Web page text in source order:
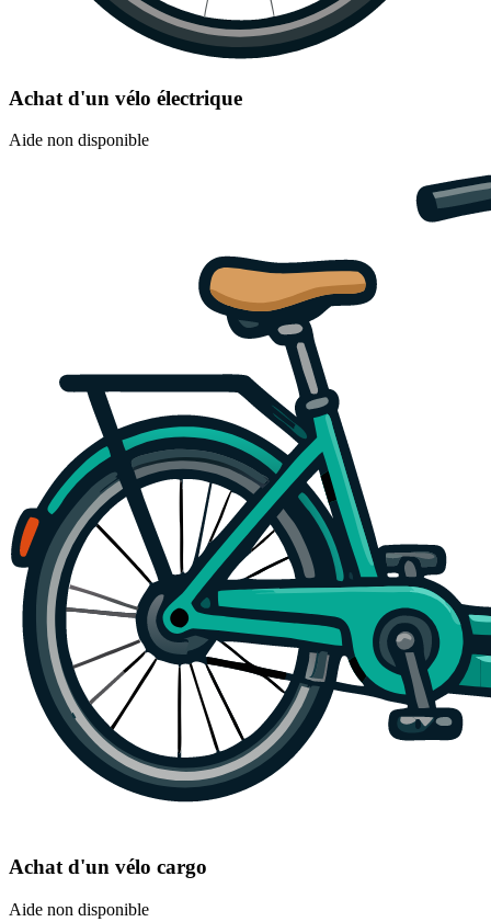
Achat d'un vélo électrique
Aide non disponible
Achat d'un vélo cargo
Aide non disponible